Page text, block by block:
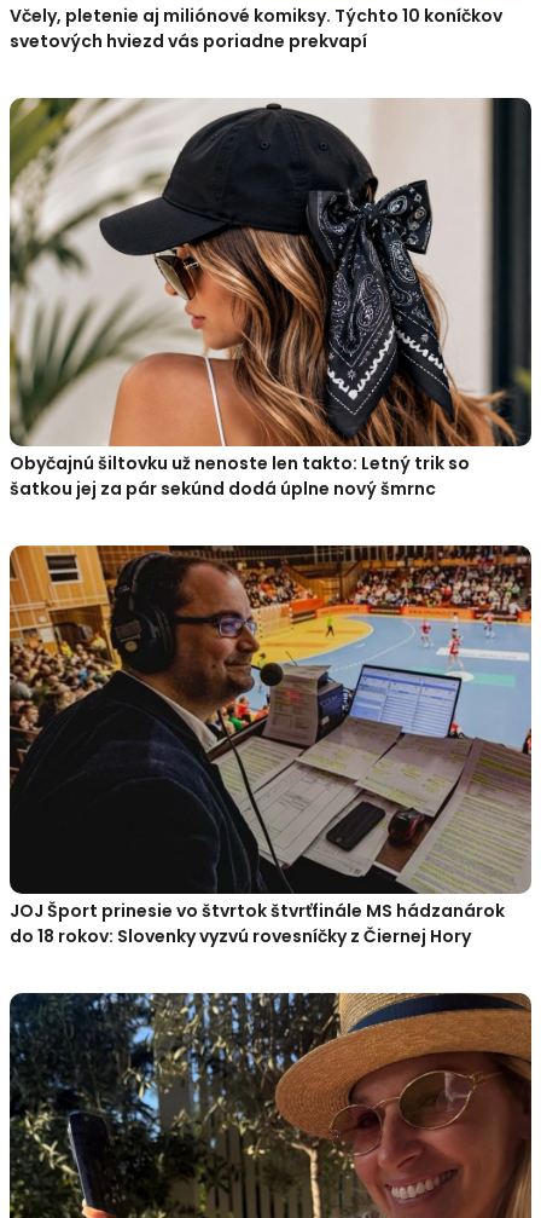
Včely, pletenie aj miliónové komiksy. Týchto 10 koníčkov
svetových hviezd vás poriadne prekvapí
Obyčajnú šiltovku už nenoste len takto: Letný trik so
šatkou jej za pár sekúnd dodá úplne nový šmrnc
JOJ Šport prinesie vo štvrtok štvrťfinále MS hádzanárok
do 18 rokov: Slovenky vyzvú rovesníčky z Čiernej Hory